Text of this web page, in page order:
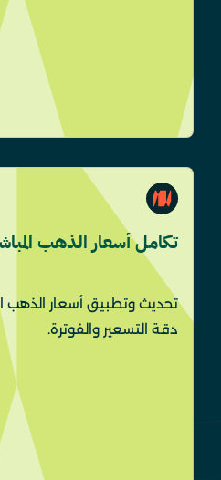
تكامل أسعار الذهب
تحديث وتطبيق أسعار الذهب
دقة التسعير والفوترة.